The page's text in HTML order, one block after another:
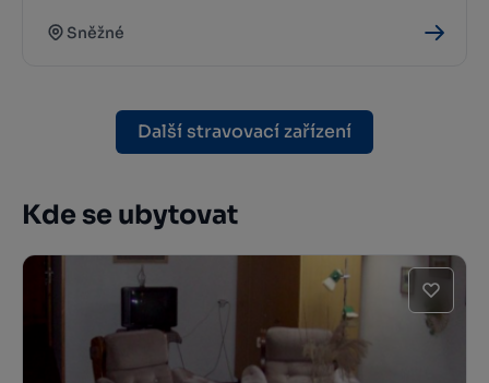
Sněžné
Další stravovací zařízení
Kde se ubytovat